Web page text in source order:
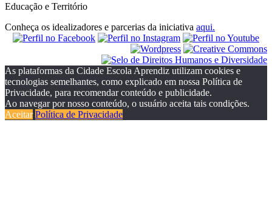
Educação e Território
Conheça os idealizadores e parcerias da iniciativa aqui.
As plataformas da Cidade Escola Aprendiz utilizam cookies e
tecnologias semelhantes, como explicado em nossa Política de
Privacidade, para recomendar conteúdo e publicidade.
Ao navegar por nosso conteúdo, o usuário aceita tais condições.
Aceitar Política de Privacidade